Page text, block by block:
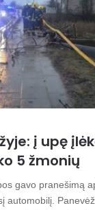
į upę
5 žmonių
gavo pranešimą
automobilį.